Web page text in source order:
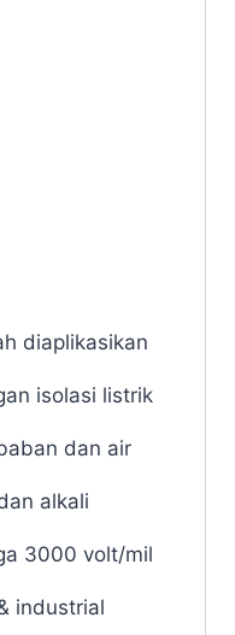
diaplikasikan
isolasi listrik
dan air
alkali
3000 volt/mil
industrial